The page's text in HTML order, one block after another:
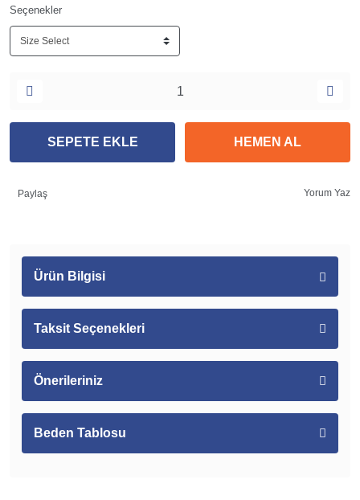
Seçenekler
SEPETE EKLE HEMEN AL
Paylaş Yorum Yaz
Ürün Bilgisi
Taksit Seçenekleri
Önerileriniz
Beden Tablosu